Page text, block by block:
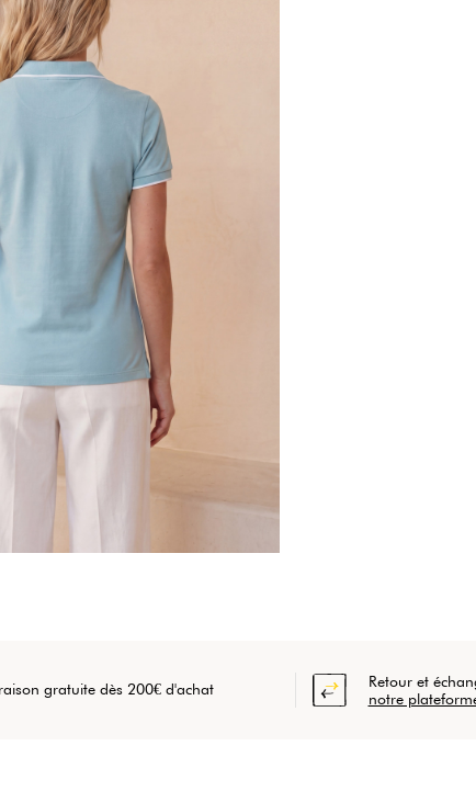
gratuite dès 200€ d'achat Retour et
notre